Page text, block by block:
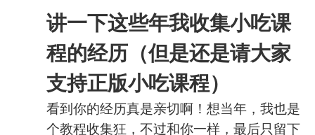
讲一下这些年我收集小吃课
程的经历（但是还是请大家
支持正版小吃课程）
看到你的经历真是亲切啊！想当年，我也是
个教程收集狂，不过和你一样，最后只留下